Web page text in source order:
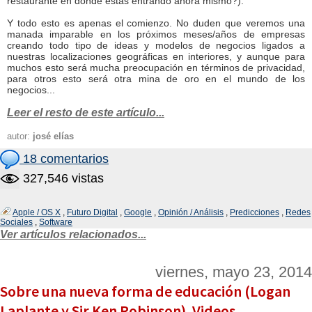
Y todo esto es apenas el comienzo. No duden que veremos una
manada imparable en los próximos meses/años de empresas
creando todo tipo de ideas y modelos de negocios ligados a
nuestras localizaciones geográficas en interiores, y aunque para
muchos esto será mucha preocupación en términos de privacidad,
para otros esto será otra mina de oro en el mundo de los
negocios...
Leer el resto de este artículo...
autor: josé elías
18 comentarios
327,546 vistas
Apple / OS X , Futuro Digital , Google , Opinión / Análisis , Predicciones , Redes
Sociales , Software
Ver artículos relacionados...
viernes, mayo 23, 2014
Sobre una nueva forma de educación (Logan